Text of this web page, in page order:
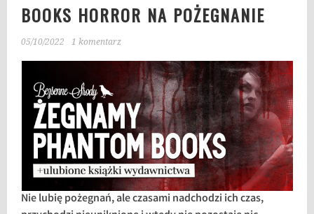
BOOKS HORROR NA POŻEGNANIE
05/10/2022 1 komentarz
Nie lubię pożegnań, ale czasami nadchodzi ich czas,